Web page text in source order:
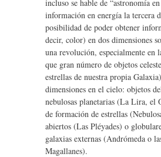
incluso se hable de “astronomía
información en energía la tercera
posibilidad de poder obtener
decir, color) en dos dimensiones
una revolución, especialmente en
que gran número de objetos
estrellas de nuestra propia
dimensiones en el cielo: objetos
nebulosas planetarias (La Lira, el
de formación de estrellas
abiertos (Las Pléyades) o
galaxias externas (Andrómeda o
Magallanes).